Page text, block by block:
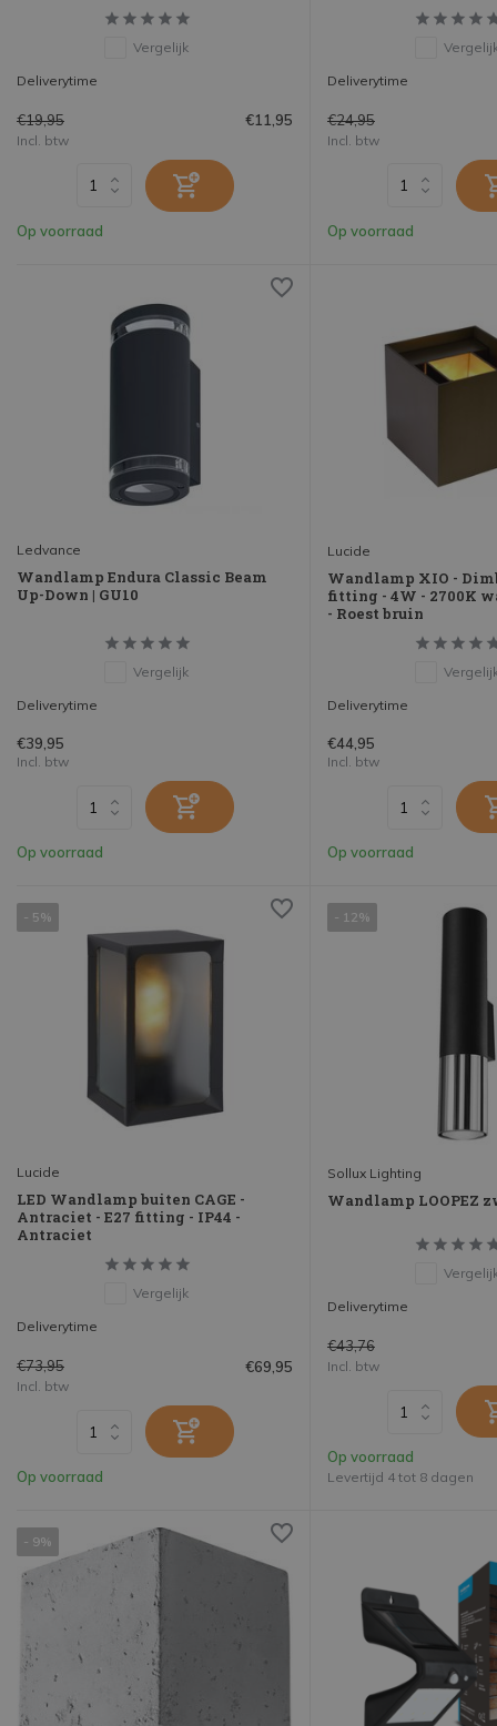
Vergelijk
Deliverytime
€19,95 €11,95
Incl. btw
Op voorraad
Deliverytime
€24,95
Incl. btw
Op voorraad
Ledvance
Wandlamp Endura Classic Beam
Up-Down | GU10
Vergelijk
Deliverytime
€39,95
Incl. btw
Op voorraad
Lucide
Wandlamp XIO -
fitting - 4W - 2700K
- Roest bruin
Deliverytime
€44,95
Incl. btw
Op voorraad
- 5%
Lucide
LED Wandlamp buiten CAGE -
Antraciet - E27 fitting - IP44 -
Antraciet
Vergelijk
Deliverytime
€73,95 €69,95
Incl. btw
Op voorraad
- 12%
Sollux Lighting
Wandlamp LOOPEZ
Deliverytime
€43,76
Incl. btw
Op voorraad
Levertijd 4 tot 8 dagen
- 9%